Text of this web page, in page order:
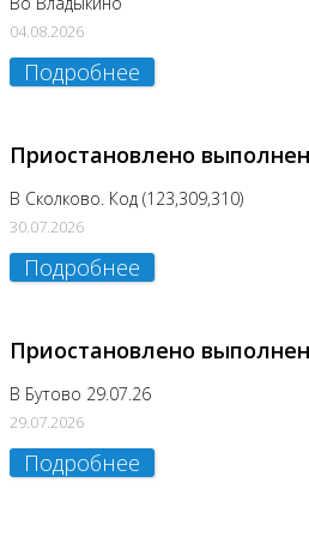
04.08.2026
Подробнее
Приостановлено
В Сколково. Код (123,309,310)
30.07.2026
Подробнее
Приостановлено
В Бутово 29.07.26
29.07.2026
Подробнее